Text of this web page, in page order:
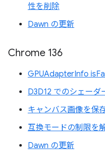
性を削除
Dawn の更新
Chrome 136
GPUAdapterInfo
D3D12 でのシェーダ
キャンバス画像を保
互換モードの制限を
Dawn の更新